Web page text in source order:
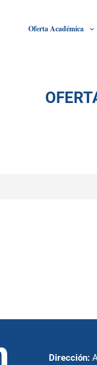
Oferta Académica
Dirección: